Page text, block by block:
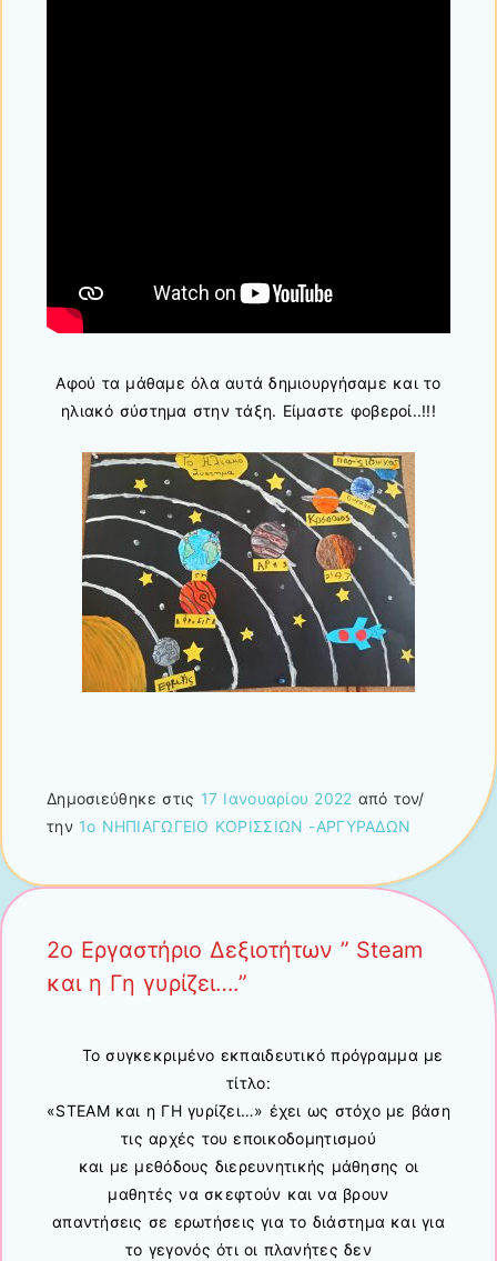
Αφού τα μάθαμε όλα αυτά δημιουργήσαμε και το
ηλιακό σύστημα στην τάξη. Είμαστε φοβεροί..!!!
Δημοσιεύθηκε στις 17 Ιανουαρίου 2022 από τον/
την 1ο ΝΗΠΙΑΓΩΓΕΙΟ ΚΟΡΙΣΣΙΩΝ -ΑΡΓΥΡΑΔΩΝ
2ο Εργαστήριο Δεξιοτήτων ” Steam
και η Γη γυρίζει….”
Το συγκεκριμένο εκπαιδευτικό πρόγραμμα με
τίτλο:
«STEAM και η ΓΗ γυρίζει…» έχει ως στόχο με βάση
τις αρχές του εποικοδομητισμού
και με μεθόδους διερευνητικής μάθησης οι
μαθητές να σκεφτούν και να βρουν
απαντήσεις σε ερωτήσεις για το διάστημα και για
το γεγονός ότι οι πλανήτες δεν